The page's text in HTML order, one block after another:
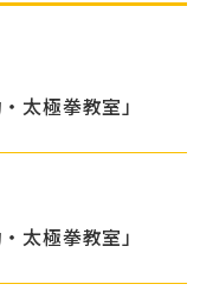
太極拳教室」
太極拳教室」